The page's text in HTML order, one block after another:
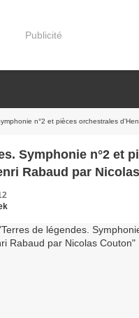
Publicité
n°2 et pièces orchestrales d'Henri Rabaud
Symphonie n°2 et
Rabaud par